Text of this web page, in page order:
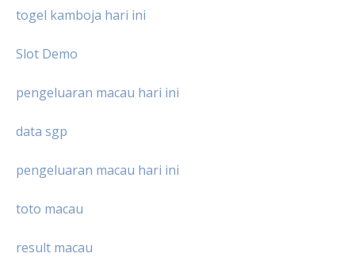
togel kamboja hari ini
Slot Demo
pengeluaran macau hari ini
data sgp
pengeluaran macau hari ini
toto macau
result macau